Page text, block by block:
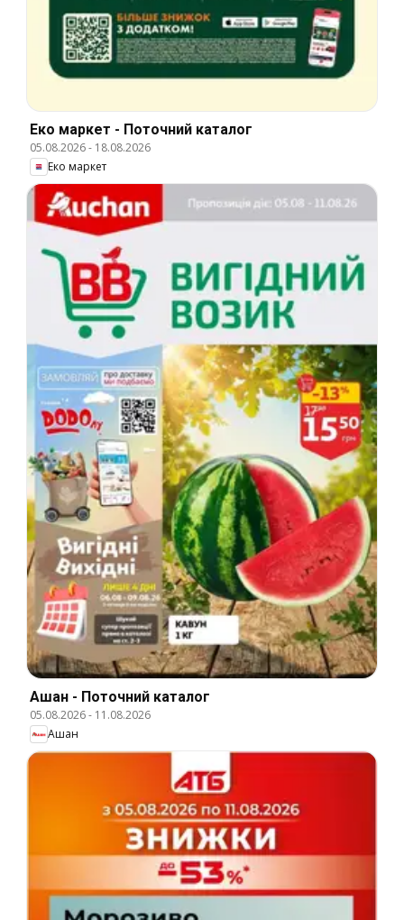
Еко маркет - Поточний каталог
05.08.2026- 18.08.2026
Еко маркет
Ашан - Поточний каталог
05.08.2026- 11.08.2026
Ашан